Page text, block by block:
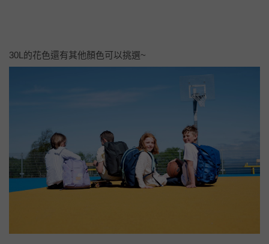
30L的花色還有其他顏色可以挑選~